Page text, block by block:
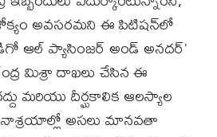
అవసరమని ఈ పిటిషన్‌లో
ఆల్ ప్యాసింజర్ అండ్ అనదర్’
మిశ్రా దాఖలు చేసిన ఈ
మరియు దీర్ఘకాలిక ఆలస్యాల
అసలు మానవతా